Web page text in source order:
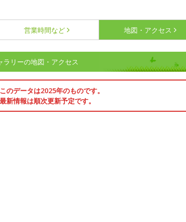
営業時間など 地図・アクセス
リーの地図・アクセス
のデータは2025年のものです。
最新情報は順次更新予定です。